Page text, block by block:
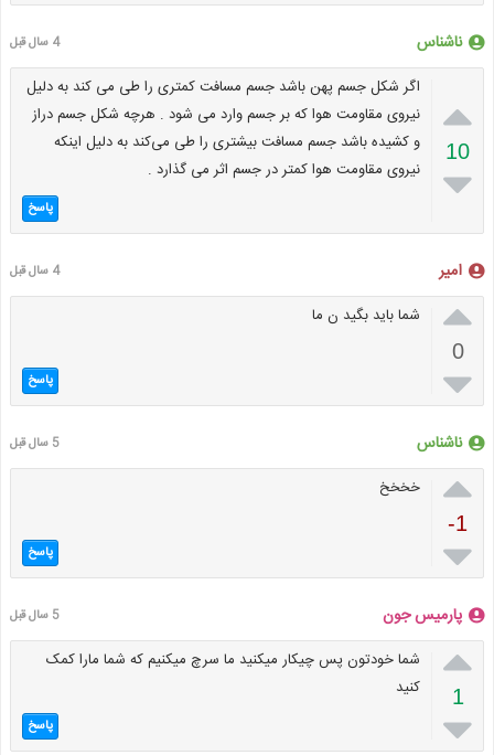
ناشناس 4 سال قبل

10

اگر شکل جسم پهن باشد جسم مسافت کمتری را طی می کند به دلیل
نیروی مقاومت هوا که بر جسم وارد می شود . هرچه شکل جسم دراز
و کشیده باشد جسم مسافت بیشتری را طی می‌کند به دلیل اینکه
نیروی مقاومت هوا کمتر در جسم اثر می گذارد .
پاسخ
امیر 4 سال قبل

0

شما باید بگید ن ما
پاسخ
ناشناس 5 سال قبل

-1

خخخخ
پاسخ
پارمیس جون 5 سال قبل

1

شما خودتون پس چیکار میکنید ما سرچ میکنیم که شما مارا کمک
کنید
پاسخ